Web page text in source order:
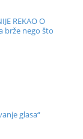
REKAO O
brže nego što
glasa“